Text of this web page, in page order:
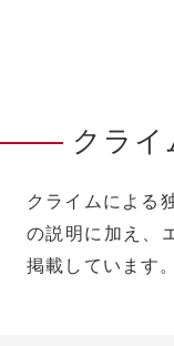
クライ
クライムによる
の説明に加え、
掲載しています。